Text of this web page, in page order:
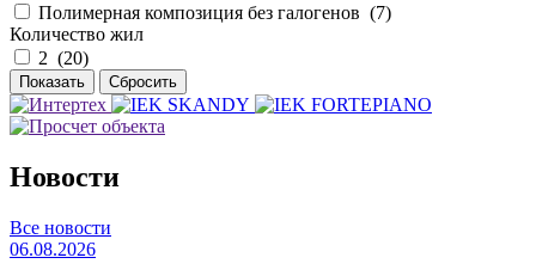
Полимерная композиция без галогенов (7)
Количество жил
2 (20)
Новости
Все новости
06.08.2026